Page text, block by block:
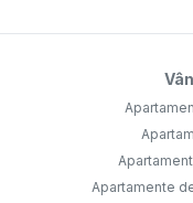
Apartamente